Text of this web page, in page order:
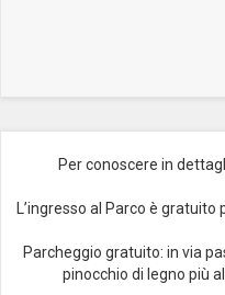
Per conoscere in
L’ingresso al Parco è
Parcheggio gratuito: in via
pinocchio di legno più